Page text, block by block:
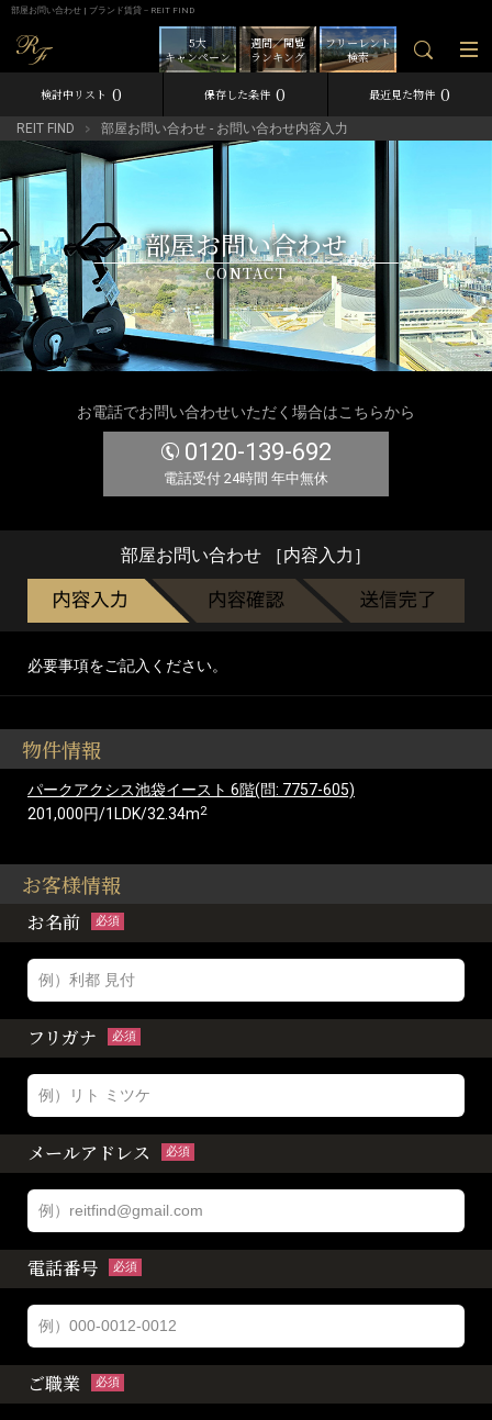
部屋お問い合わせ | ブランド賃貸－REIT FIND
フリーレント
検索
週間／閲覧
ランキング
5大
キャンペーン
検討中リスト 0 保存した条件 0 最近見た物件 0
REIT FIND 部屋お問い合わせ - お問い合わせ内容入力
部屋お問い合わせ
CONTACT
お電話でお問い合わせいただく場合はこちらから
0120-139-692
電話受付 24時間 年中無休
部屋お問い合わせ ［内容入力］
必要事項をご記入ください。
物件情報
パークアクシス池袋イースト 6階(問: 7757-605)
201,000円/1LDK/32.34m2
お客様情報
お名前 必須
フリガナ 必須
メールアドレス 必須
電話番号 必須
ご職業 必須